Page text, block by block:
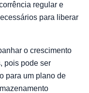
regular e
para liberar
o crescimento
pois pode ser
para um plano de